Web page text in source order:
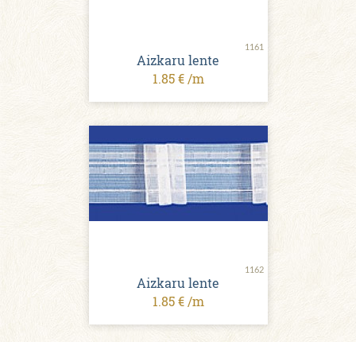
1161
Aizkaru lente
1.85 € /m
1162
Aizkaru lente
1.85 € /m